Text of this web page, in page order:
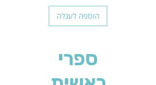
הוספה לעגלה
ספרי